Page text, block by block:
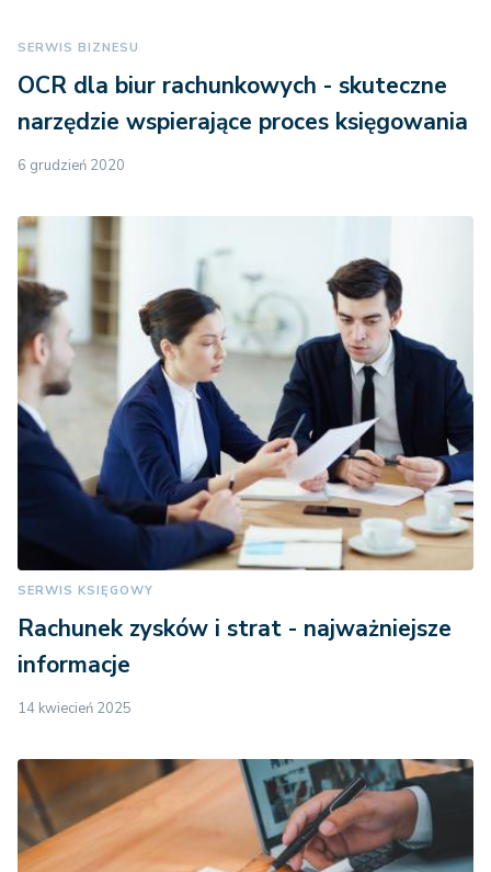
SERWIS BIZNESU
OCR dla biur rachunkowych - skuteczne
narzędzie wspierające proces księgowania
6 grudzień 2020
SERWIS KSIĘGOWY
Rachunek zysków i strat - najważniejsze
informacje
14 kwiecień 2025